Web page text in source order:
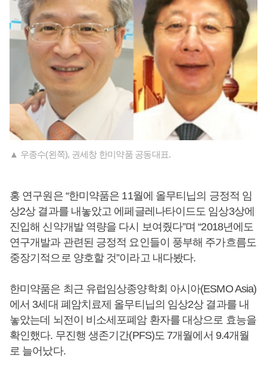
▲ 우종수(왼쪽), 권세창 한미약품 공동대표.
홍 연구원은 “한미약품은 11월에 올무티닙의 긍정적 임
상2상 결과를 내놓았고 에페글레나타이드도 임상3상에
진입해 신약개발 역량을 다시 보여줬다”며 “2018년에도
연구개발과 관련된 긍정적 요인들이 풍부해 주가흐름도
중장기적으로 양호할 것”이라고 내다봤다.
한미약품은 최근 유럽임상종양학회 아시아(ESMO Asia)
에서 3세대 폐암치료제 올무티닙의 임상2상 결과를 내
놓았는데 뇌전이 비소세포폐암 환자를 대상으로 효능을
확인했다. 무진행 생존기간(PFS)도 7개월에서 9.4개월
로 늘어났다.